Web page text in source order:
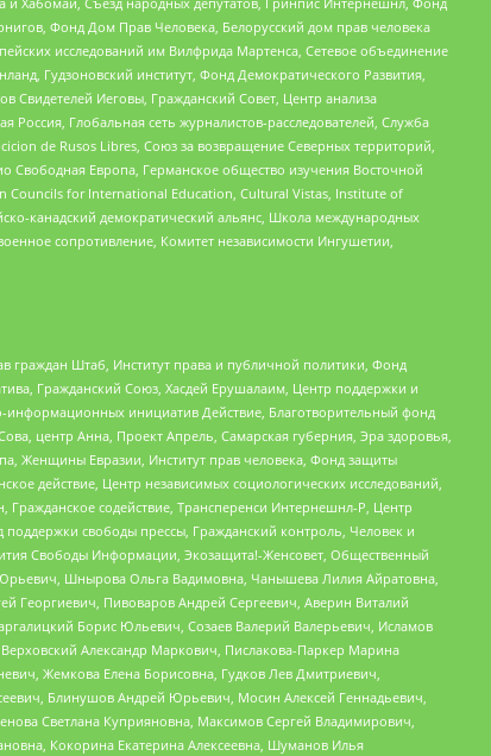
Фонд Дом Прав Человека, Белорусский дом прав человека
исследований им Вилфрида Мартенса, Сетевое объединение
Гудзоновский институт, Фонд Демократического Развития,
Свидетелей Иеговы, Гражданский Совет, Центр анализа
Глобальная сеть журналистов-расследователей, Служба
de Rusos Libres, Союз за возвращение Северных территорий,
Свободная Европа, Германское общество изучения Восточной
for International Education, Cultural Vistas, Institute of
канадский демократический альянс, Школа международных
сопротивление, Комитет независимости Ингушетии,
граждан Штаб, Институт права и публичной политики, Фонд
Гражданский Союз, Хасдей Ерушалаим, Центр поддержки и
информационных инициатив Действие, Благотворительный фонд
центр Анна, Проект Апрель, Самарская губерния, Эра здоровья,
Женщины Евразии, Институт прав человека, Фонд защиты
действие, Центр независимых социологических исследований,
содействие, Трансперенси Интернешнл-Р, Центр
свободы прессы, Гражданский контроль, Человек и
Свободы Информации, Экозащита!-Женсовет, Общественный
Юрьевич, Шнырова Ольга Вадимовна, Чанышева Лилия Айратовна,
Георгиевич, Пивоваров Андрей Сергеевич, Аверин Виталий
Борис Юльевич, Созаев Валерий Валерьевич, Исламов
Александр Маркович, Пислакова-Паркер Марина
Жемкова Елена Борисовна, Гудков Лев Дмитриевич,
Блинушов Андрей Юрьевич, Мосин Алексей Геннадьевич,
Светлана Куприяновна, Максимов Сергей Владимирович,
Кокорина Екатерина Алексеевна, Шуманов Илья